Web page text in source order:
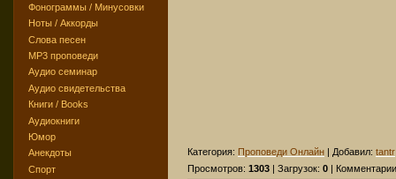
Фонограммы / Минусовки
Ноты / Аккорды
Слова песен
MP3 проповеди
Аудио семинар
Аудио свидетельства
Книги / Books
Аудиокниги
Юмор
Анекдоты
Спорт
Категория: Проповеди Онлайн | Добавил: tantr
Просмотров: 1303 | Загрузок: 0 |